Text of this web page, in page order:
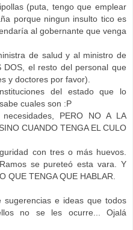
(puta, tengo que emplear
porque ningun insulto tico es
al gobernante que venga
de salud y al ministro de
DOS, el resto del personal que
y doctores por favor).
del estado que lo
cuales son :P
PERO NO A LA
CUANDO TENGA EL CULO
con tres o más huevos.
se pureteó esta vara. Y
QUE TENGA QUE HABLAR.
e ideas que todos
no se les ocurre... Ojalá